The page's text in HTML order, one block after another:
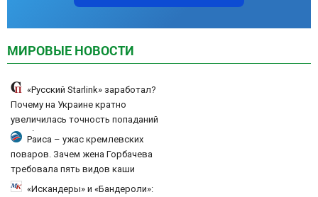
МИРОВЫЕ НОВОСТИ
«Русский Starlink» заработал?
Почему на Украине кратно
увеличилась точность попаданий
по объектам ВСУ
Раиса – ужас кремлевских
поваров. Зачем жена Горбачева
требовала пять видов каши
каждое утро?
«Искандеры» и «Бандероли»: